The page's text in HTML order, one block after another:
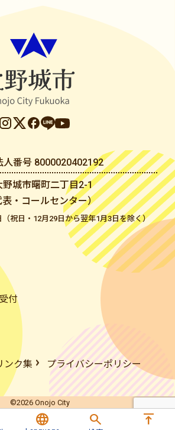
人番号 8000020402192
城市曙町二丁目2-1
・コールセンター）
祝日・12月29日から翌年1月3日を除く）
付
ンク集
プライバシーポリシー
©2026 Onojo City
language search vertical_align_top